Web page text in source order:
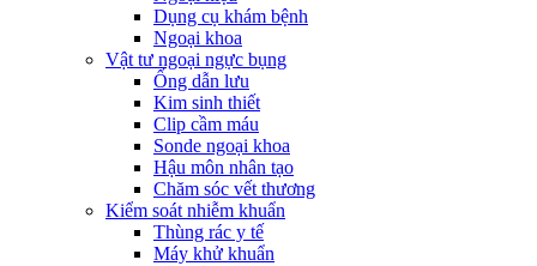
Dụng cụ khám bệnh
Ngoại khoa
Vật tư ngoại ngực bụng
Ống dẫn lưu
Kim sinh thiết
Clip cầm máu
Sonde ngoại khoa
Hậu môn nhân tạo
Chăm sóc vết thương
Kiểm soát nhiễm khuẩn
Thùng rác y tế
Máy khử khuẩn